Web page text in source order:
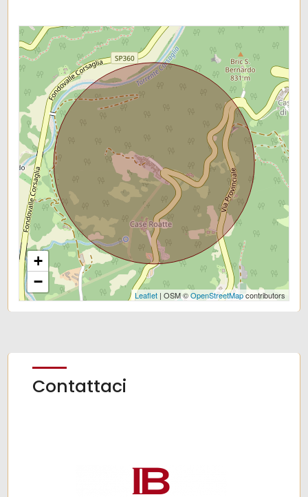
+
−
Leaflet| OSM ©OpenStreetMapcontributors
Contattaci